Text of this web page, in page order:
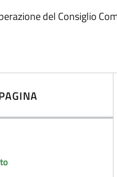
del Consiglio